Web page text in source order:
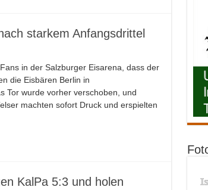
starkem Anfangsdrittel
in der Salzburger Eisarena, dass der
die Eisbären Berlin in
Tor wurde vorher verschoben, und
machten sofort Druck und erspielten
KalPa 5:3 und holen